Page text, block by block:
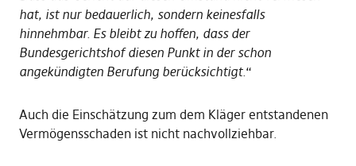
hat, ist nur bedauerlich, sondern keinesfalls
hinnehmbar. Es bleibt zu hoffen, dass der
Bundesgerichtshof diesen Punkt in der schon
angekündigten Berufung berücksichtigt. “
Auch die Einschätzung zum dem Kläger entstandenen
Vermögensschaden ist nicht nachvollziehbar.